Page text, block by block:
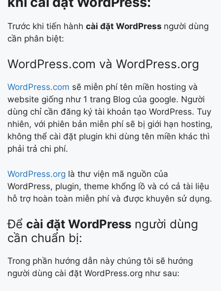
Trước khi tiến hành cài đặt WordPress người dùng
cần phân biệt:
WordPress.com và WordPress.org
WordPress.com sẽ miễn phí tên miền hosting và
website giống như 1 trang Blog của google. Người
dùng chỉ cần đăng ký tài khoản tạo WordPress. Tuy
nhiên, với phiên bản miễn phí sẽ bị giới hạn hosting,
không thể cài đặt plugin khi dùng tên miền khác thì
phải trả chi phí.
WordPress.org là thư viện mã nguồn của
WordPress, plugin, theme khổng lồ và có cả tài liệu
hỗ trợ hoàn toàn miễn phí và được khuyên sử dụng.
Để cài đặt WordPress người dùng
cần chuẩn bị:
Trong phần hướng dẫn này chúng tôi sẽ hướng
người dùng cài đặt WordPress.org như sau: